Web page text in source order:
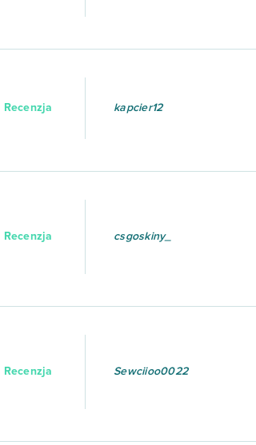
Recenzja kapcier12
Recenzja csgoskiny_
Recenzja Sewciioo0022